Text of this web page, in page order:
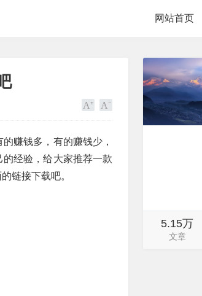
网站首页
赚钱多，有的赚钱少，
经验，给大家推荐一款
链接下载吧。
5.15万
文章